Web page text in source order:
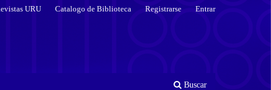
Buscar
URU Catalogo de Biblioteca Registrarse Entrar